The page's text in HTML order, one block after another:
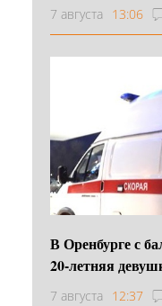
7 августа 13:06
В Оренбурге с
20-летняя
7 августа 12:37